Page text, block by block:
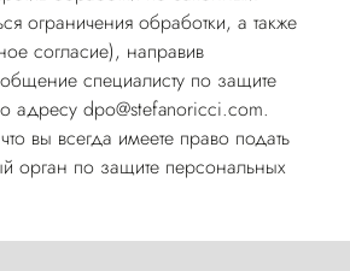
ограничения обработки, а также
согласие), направив
специалисту по защите
адресу dpo@stefanoricci.com.
вы всегда имеете право подать
орган по защите персональных